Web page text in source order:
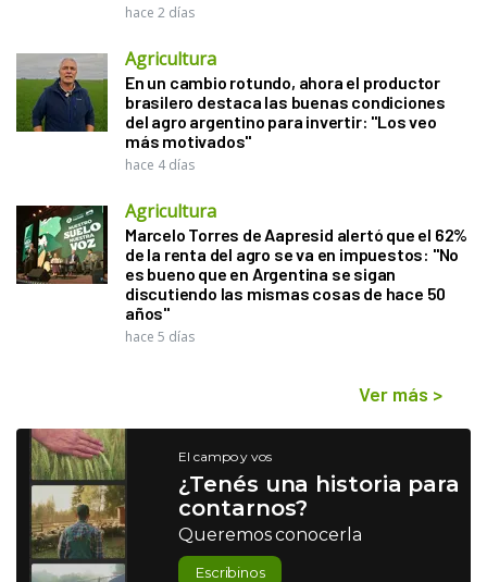
hace 2 días
Agricultura
En un cambio rotundo, ahora el productor
brasilero destaca las buenas condiciones
del agro argentino para invertir: "Los veo
más motivados"
hace 4 días
Agricultura
Marcelo Torres de Aapresid alertó que el 62%
de la renta del agro se va en impuestos: "No
es bueno que en Argentina se sigan
discutiendo las mismas cosas de hace 50
años"
hace 5 días
Ver más >
El campo y vos
¿Tenés una historia para
contarnos?
Queremos conocerla
Escribinos